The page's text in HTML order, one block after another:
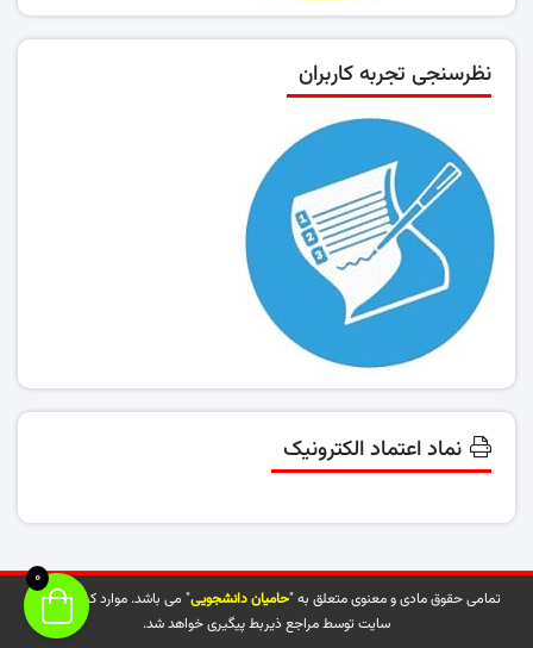
نظرسنجی تجربه کاربران
نماد اعتماد الکترونیک
تمامی حقوق مادی و معنوی متعلق به "حامیان دانشجویی" می باشد. موارد کپی شده از
سایت توسط مراجع ذیربط پیگیری خواهد شد.
0